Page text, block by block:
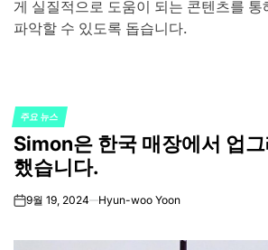
게 실질적으로 도움이 되는 콘텐츠를 통
파악할 수 있도록 돕습니다.
POSTED
IN
주요 뉴스
Simon은 한국 매장에서 업
했습니다.
on9월 19, 2024 Hyun-woo Yoon